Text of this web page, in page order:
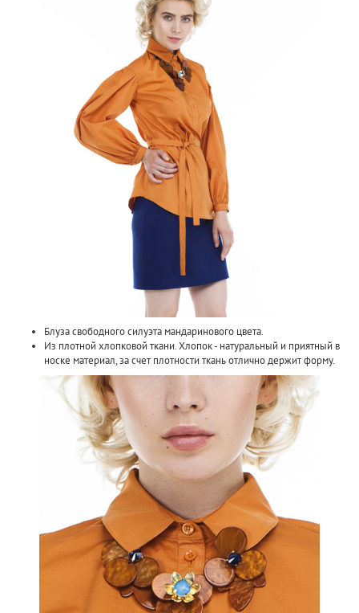
Блуза свободного силуэта мандаринового цвета.
Из плотной хлопковой ткани. Хлопок - натуральный и приятный в
носке материал, за счет плотности ткань отлично держит форму.